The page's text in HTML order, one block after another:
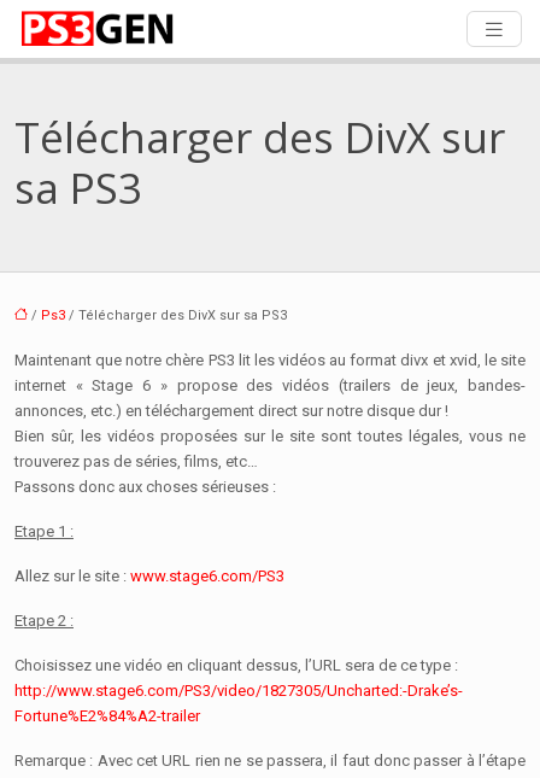
Télécharger des DivX sur
sa PS3
/ Ps3 / Télécharger des DivX sur sa PS3
Maintenant que notre chère PS3 lit les vidéos au format divx et xvid, le site
internet « Stage 6 » propose des vidéos (trailers de jeux, bandes-
annonces, etc.) en téléchargement direct sur notre disque dur !
Bien sûr, les vidéos proposées sur le site sont toutes légales, vous ne
trouverez pas de séries, films, etc…
Passons donc aux choses sérieuses :
Etape 1 :
Allez sur le site : www.stage6.com/PS3
Etape 2 :
Choisissez une vidéo en cliquant dessus, l’URL sera de ce type :
http://www.stage6.com/PS3/video/1827305/Uncharted:-Drake’s-
Fortune%E2%84%A2-trailer
Remarque : Avec cet URL rien ne se passera, il faut donc passer à l’étape